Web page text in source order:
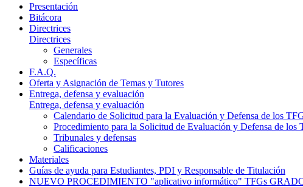
Presentación
Bitácora
Directrices
Directrices
Generales
Específicas
F.A.Q.
Oferta y Asignación de Temas y Tutores
Entrega, defensa y evaluación
Entrega, defensa y evaluación
Calendario de Solicitud para la Evaluación y Defensa de los
Procedimiento para la Solicitud de Evaluación y Defensa de los
Tribunales y defensas
Calificaciones
Materiales
Guías de ayuda para Estudiantes, PDI y Responsable de Titulación
NUEVO PROCEDIMIENTO "aplicativo informático" TFGs